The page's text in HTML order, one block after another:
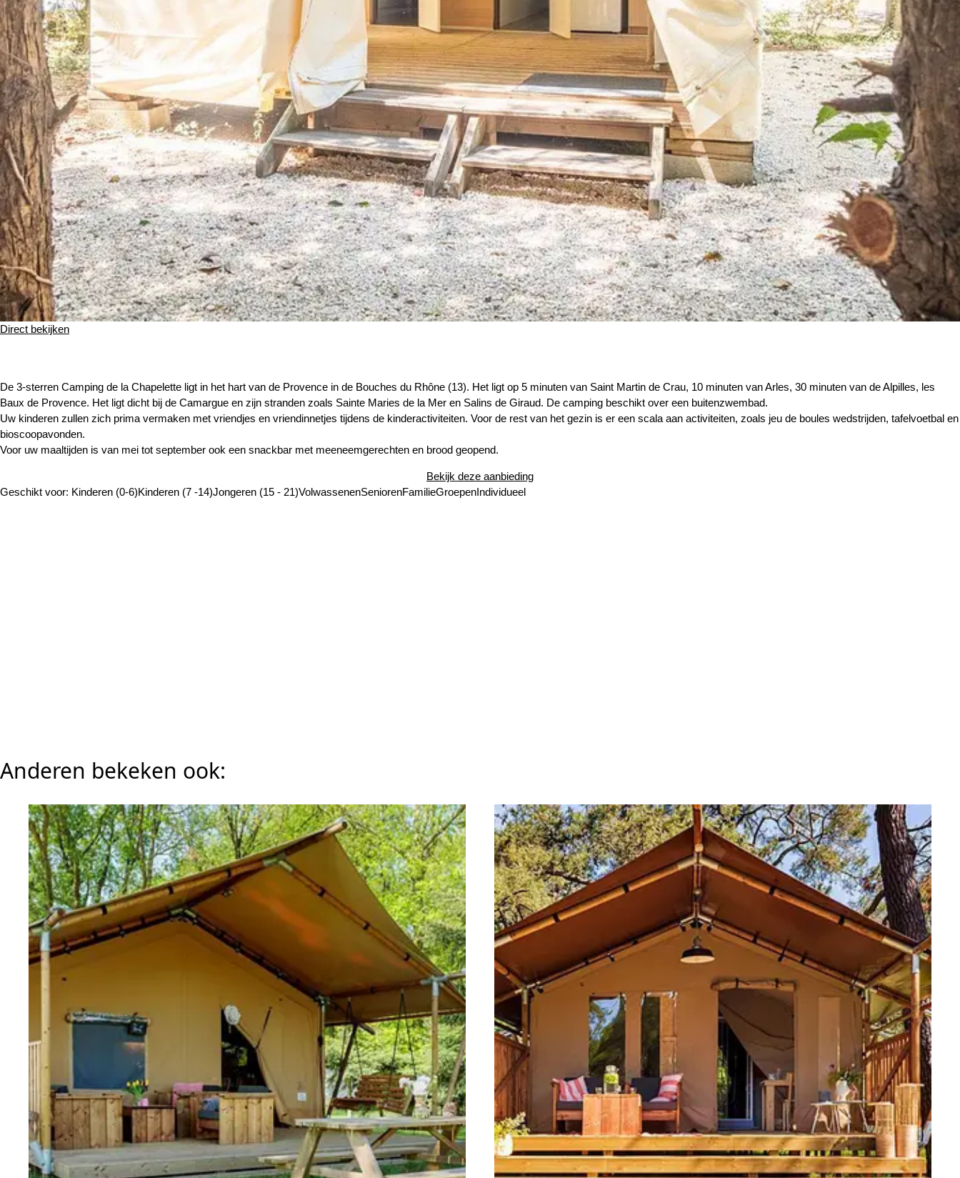
Direct bekijken
De 3-sterren Camping de la Chapelette ligt in het hart van de Provence in de Bouches du Rhône (13). Het ligt op 5 minuten van Saint Martin de Crau, 10 minuten van Arles, 30 minuten van de Alpilles, les
Baux de Provence. Het ligt dicht bij de Camargue en zijn stranden zoals Sainte Maries de la Mer en Salins de Giraud. De camping beschikt over een buitenzwembad.
Uw kinderen zullen zich prima vermaken met vriendjes en vriendinnetjes tijdens de kinderactiviteiten. Voor de rest van het gezin is er een scala aan activiteiten, zoals jeu de boules wedstrijden, tafelvoetbal en
bioscoopavonden.
Voor uw maaltijden is van mei tot september ook een snackbar met meeneemgerechten en brood geopend.
Bekijk deze aanbieding
Geschikt voor: Kinderen (0-6)Kinderen (7 -14)Jongeren (15 - 21)VolwassenenSeniorenFamilieGroepenIndividueel
Anderen bekeken ook: